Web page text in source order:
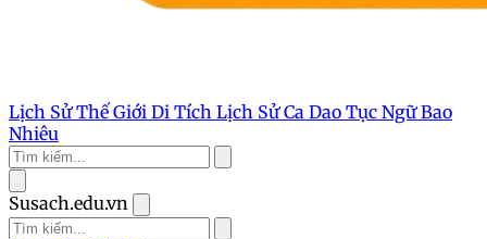
Lịch Sử Thế Giới Di Tích Lịch SửCa Dao Tục NgữBao
Nhiêu
Susach.edu.vn